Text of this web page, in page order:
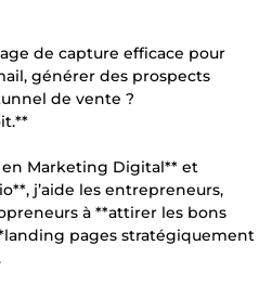
de capture efficace pour
générer des prospects
de vente ?
Marketing Digital** et
j’aide les entrepreneurs,
à **attirer les bons
pages stratégiquement